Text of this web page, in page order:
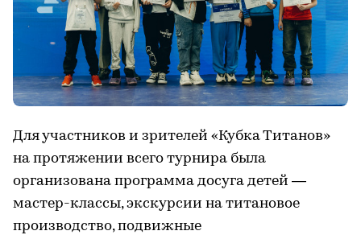
Для участников и зрителей «Кубка Титанов»
на протяжении всего турнира была
организована программа досуга детей —
мастер-классы, экскурсии на титановое
производство, подвижные